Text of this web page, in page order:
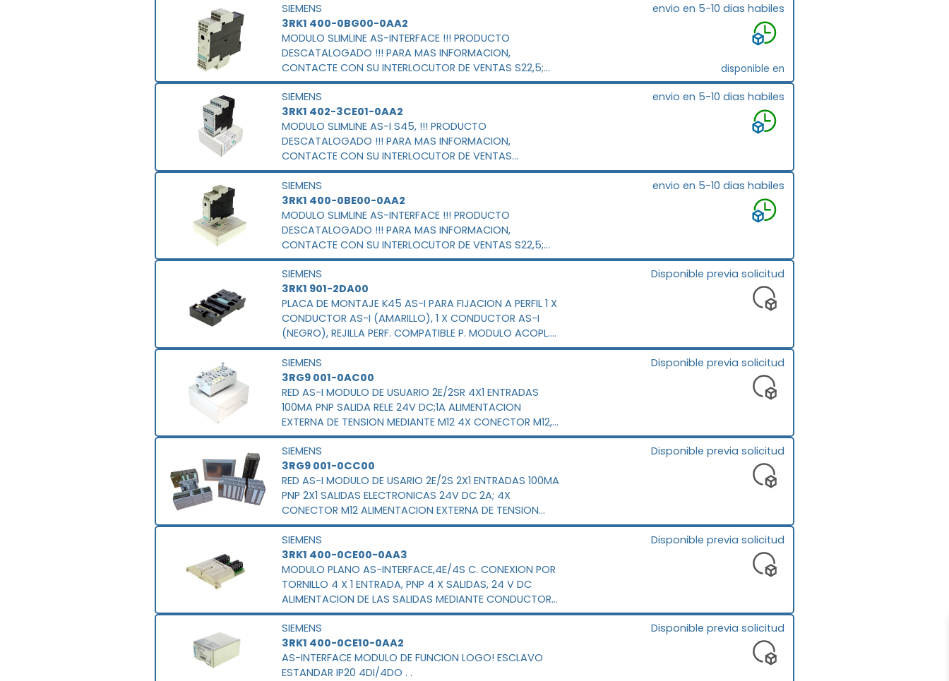
SIEMENS
3RK1 400-0BG00-0AA2
MODULO SLIMLINE AS-INTERFACE !!! PRODUCTO
DESCATALOGADO !!! PARA MAS INFORMACION,
CONTACTE CON SU INTERLOCUTOR DE VENTAS S22,5;
DIGITAL, 2E/2S, IP20, 2 X 1 ENTRADA, 2 COND. PNP 2 X 1
SAL.,ELECTR., 2A, DC 24V CAGE-CLAMP, TAMANO
MODULO 22,5 MM
envio en 5-10 dias habiles
disponible en
SIEMENS
3RK1 402-3CE01-0AA2
MODULO SLIMLINE AS-I S45, !!! PRODUCTO
DESCATALOGADO !!! PARA MAS INFORMACION,
CONTACTE CON SU INTERLOCUTOR DE VENTAS
DIGITAL,4E/4S,LIBRE POTEN.,IP20 4 X 1 ENTRADA, 200 MA,
PNP 4 X 1 SALIDA, 1A, DC24V CONEXION POR BORNE DE
TORNILLO ANCHURA MODULO 45 MM
envio en 5-10 dias habiles
SIEMENS
3RK1 400-0BE00-0AA2
MODULO SLIMLINE AS-INTERFACE !!! PRODUCTO
DESCATALOGADO !!! PARA MAS INFORMACION,
CONTACTE CON SU INTERLOCUTOR DE VENTAS S22,5;
DIGITAL, 2E/2S, IP20, 2 X 1 ENTRADA, 2 COND. PNP 2 X 1
SAL.,ELECTR., 2A, DC 24V CONEXION POR BORNE DE
TORNILLO TAMANO MODULO 22,5 MM
envio en 5-10 dias habiles
SIEMENS
3RK1 901-2DA00
PLACA DE MONTAJE K45 AS-I PARA FIJACION A PERFIL 1 X
CONDUCTOR AS-I (AMARILLO), 1 X CONDUCTOR AS-I
(NEGRO), REJILLA PERF. COMPATIBLE P. MODULO ACOPL.
CABLE PLANO/ CABLE PLANO ENERGIA AUX. (MODULO
USUARIO)
Disponible previa solicitud
SIEMENS
3RG9 001-0AC00
RED AS-I MODULO DE USUARIO 2E/2SR 4X1 ENTRADAS
100MA PNP SALIDA RELE 24V DC;1A ALIMENTACION
EXTERNA DE TENSION MEDIANTE M12 4X CONECTOR M12,
EMI
Disponible previa solicitud
SIEMENS
3RG9 001-0CC00
RED AS-I MODULO DE USARIO 2E/2S 2X1 ENTRADAS 100MA
PNP 2X1 SALIDAS ELECTRONICAS 24V DC 2A; 4X
CONECTOR M12 ALIMENTACION EXTERNA DE TENSION
MEDIANTE MODULO DE ACAPLAMIENTO FK-E, EEMI
Disponible previa solicitud
SIEMENS
3RK1 400-0CE00-0AA3
MODULO PLANO AS-INTERFACE,4E/4S C. CONEXION POR
TORNILLO 4 X 1 ENTRADA, PNP 4 X SALIDAS, 24 V DC
ALIMENTACION DE LAS SALIDAS MEDIANTE CONDUCTOR
AS-I
Disponible previa solicitud
SIEMENS
3RK1 400-0CE10-0AA2
AS-INTERFACE MODULO DE FUNCION LOGO! ESCLAVO
ESTANDAR IP20 4DI/4DO . .
Disponible previa solicitud